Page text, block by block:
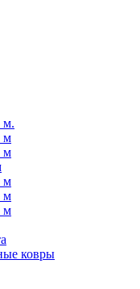
м.
м
м
м
м
м
ковры